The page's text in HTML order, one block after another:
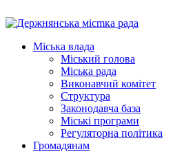
Міська влада
Міський голова
Міська рада
Виконавчий комітет
Структура
Законодавча база
Міські програми
Регуляторна політика
Громадянам